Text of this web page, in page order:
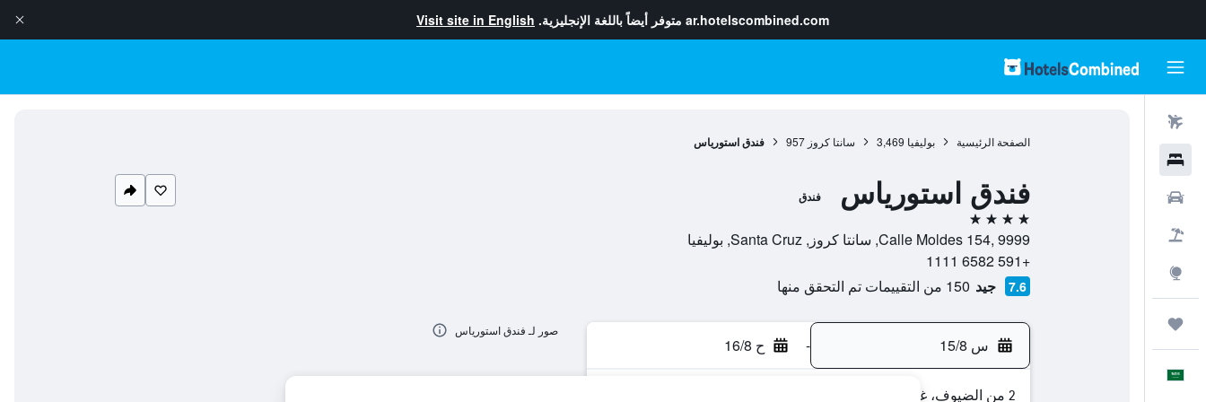
ar.hotelscombined.com متوفر أيضاً باللغة الإنجليزية. Visit site in English
الصفحة الرئيسية بوليفيا 3,469 سانتا كروز 957 فندق استورياس
فندق استورياس فندق
4 نجوم
Calle Moldes 154, 9999, سانتا كروز, Santa Cruz, بوليفيا
+591 6582 1111
7.6 جيد 150 من التقييمات تم التحقق منها
س 15/8 - ح 16/8
2 من الضيوف، غرفة واحدة
صور لـ فندق استورياس